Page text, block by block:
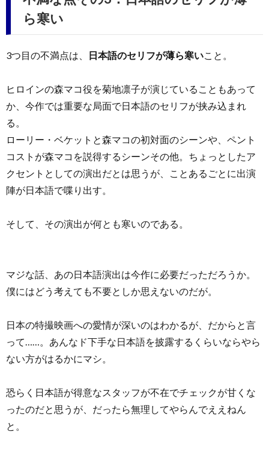
ら寒い
3つ目の不満点は、 日本語のセリフが薄ら寒い こと。
ヒロインの森マコ役を菊地凛子が演じていることもあって
か、今作では重要な局面で日本語のセリフが挟み込まれ
る。
ローリー・ベケットと森マコの初対面のシーンや、ペント
コストが森マコを説得するシーンその他。ちょっとしたア
クセントとしての演出だとは思うが、ことあるごとに出演
陣が日本語で喋り出す。
そして、その演出が何とも寒いのである。
マジな話、あの日本語演出は今作に必要だっただろうか。
僕にはどう考えても不要としか思えないのだが。
日本の特撮映画への愛情が深いのはわかるが、だからと言
って……。あんなド下手な日本語を披露するくらいならやら
ない方がはるかにマシ。
恐らく日本語が得意なスタッフが不在でチェックが甘くな
ったのだと思うが、だったら無理してやらんでええねん
と。